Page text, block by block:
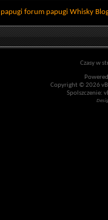
papugi forum papugi Whisky
Czasy w
Copyright © 2026
Spolszczenie: